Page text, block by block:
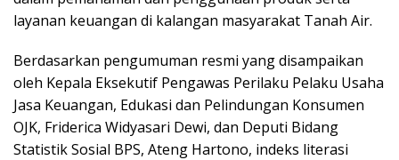
layanan keuangan di kalangan masyarakat Tanah Air.
Berdasarkan pengumuman resmi yang disampaikan
oleh Kepala Eksekutif Pengawas Perilaku Pelaku Usaha
Jasa Keuangan, Edukasi dan Pelindungan Konsumen
OJK, Friderica Widyasari Dewi, dan Deputi Bidang
Statistik Sosial BPS, Ateng Hartono, indeks literasi